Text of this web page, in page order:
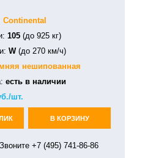
Continental
105 (до 925 кг)
W(до 270 км/ч)
нешипованная
есть в наличии
шт.
В КОРЗИНУ
+7 (495) 741-86-86